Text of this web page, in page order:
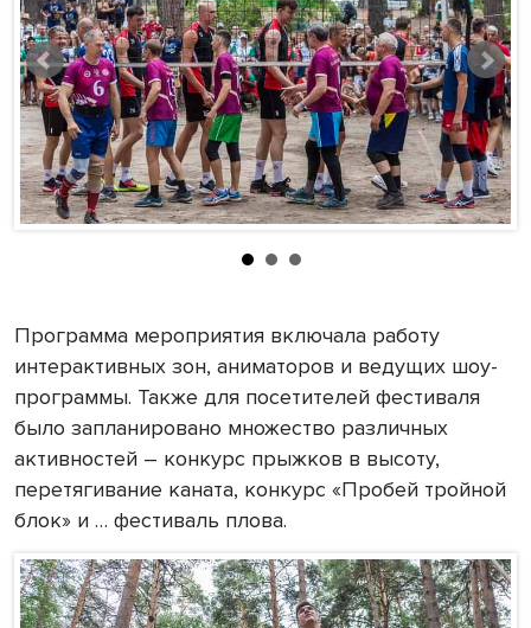
Программа мероприятия включала работу
интерактивных зон, аниматоров и ведущих шоу-
программы. Также для посетителей фестиваля
было запланировано множество различных
активностей – конкурс прыжков в высоту,
перетягивание каната, конкурс «Пробей тройной
блок» и … фестиваль плова.